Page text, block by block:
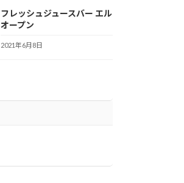
フレッシュジュースバー エル
オープン
2021年6月8日